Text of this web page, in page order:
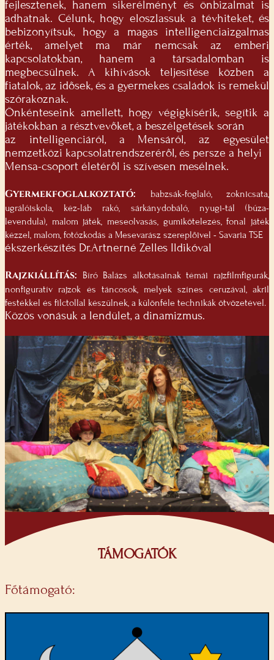
fejlesztenek, hanem sikerélményt és önbizalmat is
adhatnak. Célunk, hogy eloszlassuk a tévhiteket, és
bebizonyítsuk, hogy a magas intelligenciaizgalmas
érték, amelyet ma már nemcsak az emberi
kapcsolatokban, hanem a társadalomban is
megbecsülnek. A kihívások teljesítése közben a
fiatalok, az idősek, és a gyermekes családok is remekül
szórakoznak.
Önkénteseink amellett, hogy végigkísérik, segítik a
játékokban a résztvevőket, a beszélgetések során
az intelligenciáról, a Mensáról, az egyesület
nemzetközi kapcsolatrendszeréről, és persze a helyi
Mensa-csoport életéről is szívesen mesélnek.
Gyermekfoglalkoztató: babzsák-foglaló, zoknicsata,
ugrálóiskola, kéz-láb rakó, sárkánydobáló, nyugi-tál (búza-
levendula), malom játék, meseolvasás, gumikötelezés, fonal játék
kézzel, malom, fotózkodás a Mesevarász szereplőivel - Savaria TSE
ékszerkészítés Dr.Artnerné Zelles Ildikóval
Rajzkiállítás: Bíró Balázs alkotásainak témái rajzfilmfigurák,
nonfiguratív rajzok és táncosok, melyek színes ceruzával, akril
festékkel és filctollal készülnek, a különféle technikák ötvözetével.
Közös vonásuk a lendület, a dinamizmus.
TÁMOGATÓK
Főtámogató: